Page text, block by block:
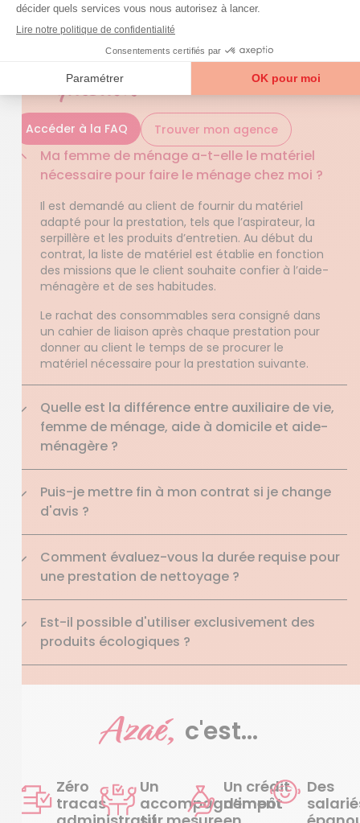
QUESTIONS FRÉQUENTES
Unequestion sur nos services ?
Accéder à la FAQ Trouver mon agence
Ma femme de ménage a-t-elle le matériel
nécessaire pour faire le ménage chez moi ?
Il est demandé au client de fournir du matériel
adapté pour la prestation, tels que l’aspirateur, la
serpillère et les produits d’entretien. Au début du
contrat, la liste de matériel est établie en fonction
des missions que le client souhaite confier à l’aide-
ménagère et de ses habitudes.
Le rachat des consommables sera consigné dans
un cahier de liaison après chaque prestation pour
donner au client le temps de se procurer le
matériel nécessaire pour la prestation suivante.
Quelle est la différence entre auxiliaire de vie,
femme de ménage, aide à domicile et aide-
ménagère ?
Puis-je mettre fin à mon contrat si je change
d'avis ?
Comment évaluez-vous la durée requise pour
une prestation de nettoyage ?
Est-il possible d'utiliser exclusivement des
produits écologiques ?
Azaé, c'est...
Zéro
tracas
Un
accompagnement
Un crédit
d’impôt
Des